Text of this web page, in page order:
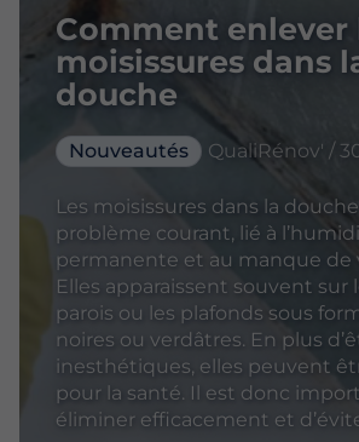
Comment enlever
moisissures dans
douche
Nouveautés QualiRénov' /
Les moisissures dans la
problème courant, lié à
permanente et au manque de
Elles apparaissent souvent sur
parois ou les plafonds sous
noires ou verdâtres. En plus
inesthétiques, elles peuvent
pour la santé. Il est donc
éliminer efficacement et